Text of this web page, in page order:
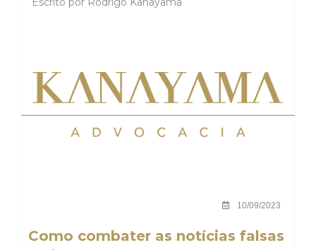
10/09/2023
Como combater as notícias falsas